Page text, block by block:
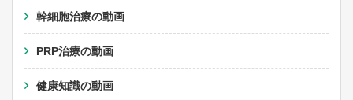
幹細胞治療の動画
PRP治療の動画
健康知識の動画